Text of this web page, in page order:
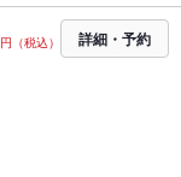
円（税込） 詳細・予約